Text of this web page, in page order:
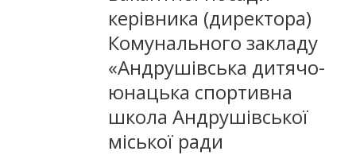
керівника (директора)
Комунального закладу
«Андрушівська дитячо-
юнацька спортивна
школа Андрушівської
міської ради